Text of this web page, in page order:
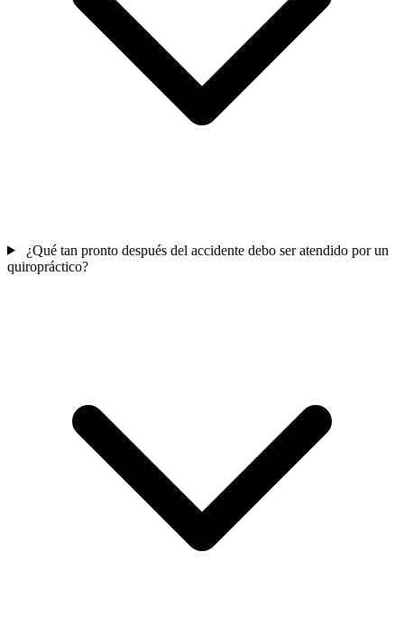
¿Qué tan pronto después del accidente debo ser atendido por un
quiropráctico?